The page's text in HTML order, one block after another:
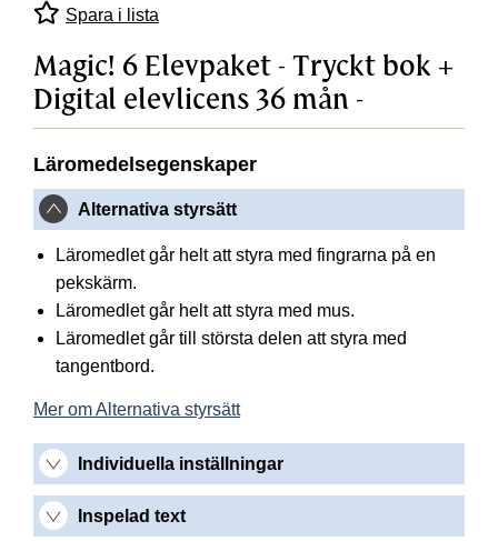
Spara i lista
Magic! 6 Elevpaket - Tryckt bok +
Digital elevlicens 36 mån -
Läromedelsegenskaper
Alternativa styrsätt
Läromedlet går helt att styra med fingrarna på en
pekskärm.
Läromedlet går helt att styra med mus.
Läromedlet går till största delen att styra med
tangentbord.
Mer om Alternativa styrsätt
Individuella inställningar
Inspelad text